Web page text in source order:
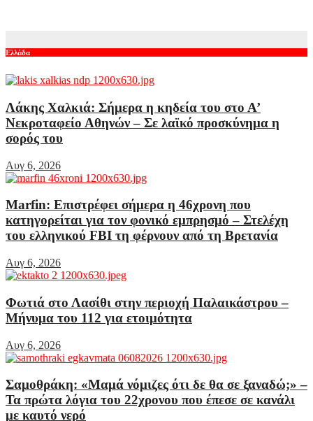
Ελλάδα
Λάκης Χαλκιά: Σήμερα η κηδεία του στο Α’
Νεκροταφείο Αθηνών – Σε λαϊκό προσκύνημα η
σορός του
Αυγ 6, 2026
Marfin: Επιστρέφει σήμερα η 46χρονη που
κατηγορείται για τον φονικό εμπρησμό – Στελέχη
του ελληνικού FBI τη φέρνουν από τη Βρετανία
Αυγ 6, 2026
Φωτιά στο Λασίθι στην περιοχή Παλαικάστρου –
Μήνυμα του 112 για ετοιμότητα
Αυγ 6, 2026
Σαμοθράκη: «Μαμά νόμιζες ότι δε θα σε ξαναδώ;» –
Τα πρώτα λόγια του 22χρονου που έπεσε σε κανάλι
με καυτό νερό